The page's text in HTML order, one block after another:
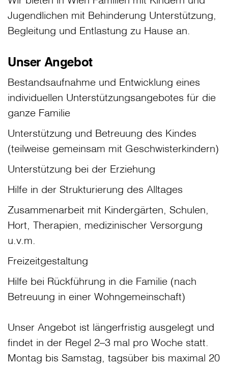
Jugendlichen mit Behinderung Unterstützung,
Begleitung und Entlastung zu Hause an.
Unser Angebot
Bestandsaufnahme und Entwicklung eines
individuellen Unterstützungsangebotes für die
ganze Familie
Unterstützung und Betreuung des Kindes
(teilweise gemeinsam mit Geschwisterkindern)
Unterstützung bei der Erziehung
Hilfe in der Strukturierung des Alltages
Zusammenarbeit mit Kindergärten, Schulen,
Hort, Therapien, medizinischer Versorgung
u.v.m.
Freizeitgestaltung
Hilfe bei Rückführung in die Familie (nach
Betreuung in einer Wohngemeinschaft)
Unser Angebot ist längerfristig ausgelegt und
findet in der Regel 2–3 mal pro Woche statt.
Montag bis Samstag, tagsüber bis maximal 20